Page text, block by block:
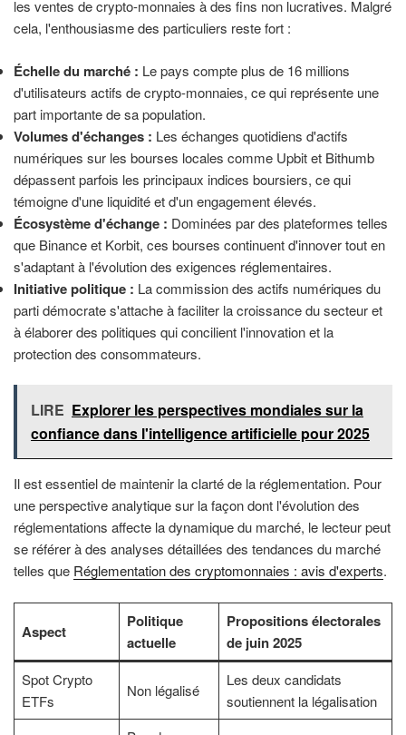
les ventes de crypto-monnaies à des fins non lucratives. Malgré
cela, l'enthousiasme des particuliers reste fort :
Échelle du marché : Le pays compte plus de 16 millions
d'utilisateurs actifs de crypto-monnaies, ce qui représente une
part importante de sa population.
Volumes d'échanges : Les échanges quotidiens d'actifs
numériques sur les bourses locales comme Upbit et Bithumb
dépassent parfois les principaux indices boursiers, ce qui
témoigne d'une liquidité et d'un engagement élevés.
Écosystème d'échange : Dominées par des plateformes telles
que Binance et Korbit, ces bourses continuent d'innover tout en
s'adaptant à l'évolution des exigences réglementaires.
Initiative politique : La commission des actifs numériques du
parti démocrate s'attache à faciliter la croissance du secteur et
à élaborer des politiques qui concilient l'innovation et la
protection des consommateurs.
LIRE Explorer les perspectives mondiales sur la
confiance dans l'intelligence artificielle pour 2025
Il est essentiel de maintenir la clarté de la réglementation. Pour
une perspective analytique sur la façon dont l'évolution des
réglementations affecte la dynamique du marché, le lecteur peut
se référer à des analyses détaillées des tendances du marché
telles que Réglementation des cryptomonnaies : avis d'experts.
Aspect
Politique
actuelle
Propositions électorales
de juin 2025
Spot Crypto
ETFs
Non légalisé
Les deux candidats
soutiennent la légalisation